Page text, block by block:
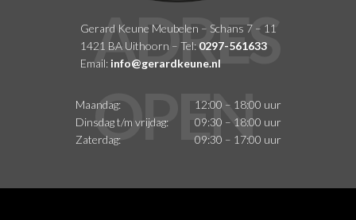
Gerard Keune Meubelen – Schans 7 – 11
1421 BA Uithoorn – Tel: 0297-561633
Email: info@gerardkeune.nl
Maandag:
12:00 – 18:00 uur
Dinsdag t/m vrijdag:
09:30 – 18:00 uur
Zaterdag:
09:30 – 17:00 uur